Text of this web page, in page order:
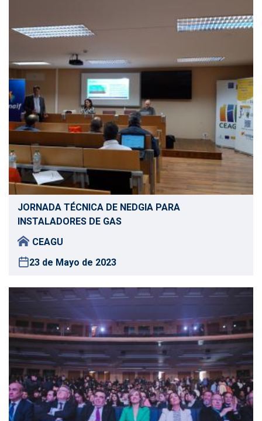
JORNADA TÉCNICA DE NEDGIA PARA
INSTALADORES DE GAS
CEAGU
23 de Mayo de 2023